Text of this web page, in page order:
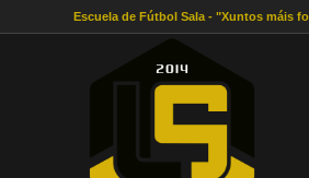
Escuela de Fútbol Sala - "Xuntos máis